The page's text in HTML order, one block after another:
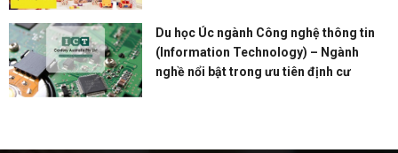
Du học Úc ngành Công nghệ thông tin
(Information Technology) – Ngành
nghề nổi bật trong ưu tiên định cư